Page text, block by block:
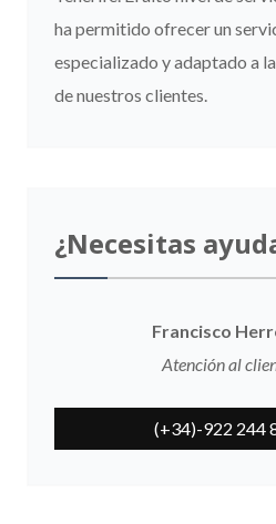
ha permitido ofrecer un
especializado y adaptado a
de nuestros clientes.
¿Necesitas
Francisco
Atención al
(+34)-922 244